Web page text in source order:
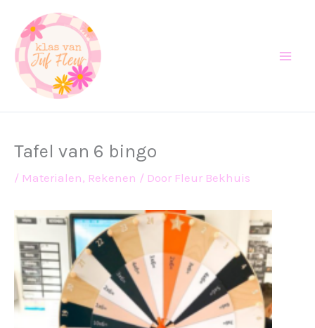
naar
inhoud
Tafel van 6 bingo
/ Materialen, Rekenen / Door Fleur Bekhuis